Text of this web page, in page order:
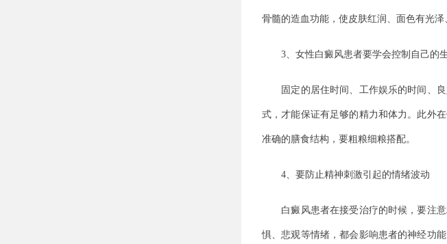
骨髓的造血功能，使皮肤红润、面色有光泽
3、女性白癜风患者要学会控制自己的
固定的居住时间、工作娱乐的时间、良
式，才能保证有足够的精力和体力。此外
准确的膳食结构，要粗粮细粮搭配。
4、要防止精神刺激引起的情绪波动
白癜风患者在接受治疗的时候，要注意
惧、悲观等情绪，都会影响患者的神经功